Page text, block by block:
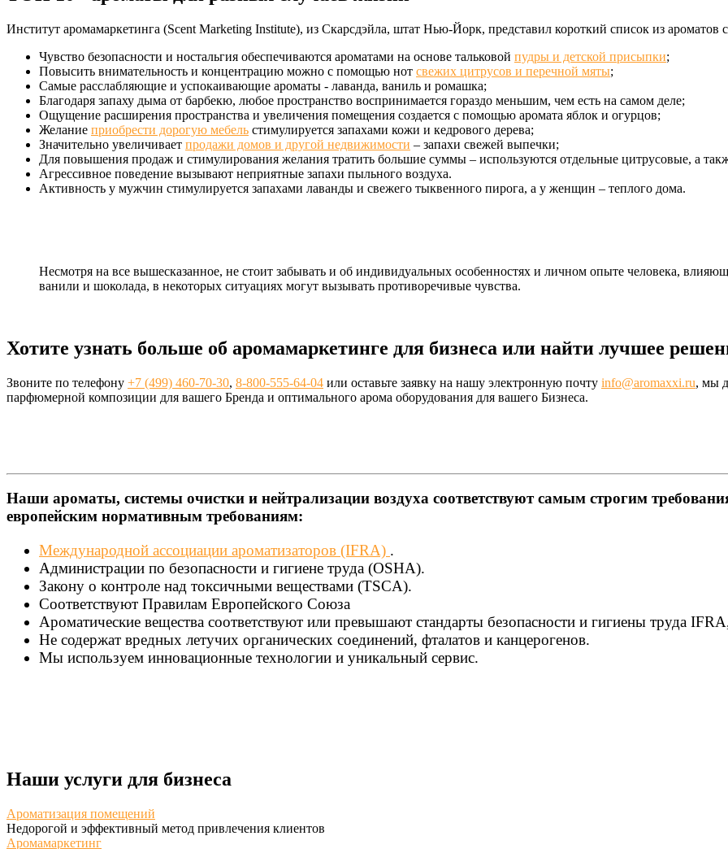
Институт аромамаркетинга (Scent Marketing Institute), из Скарсдэйла, штат Нью-Йорк, представил короткий список из ароматов
Чувство безопасности и ностальгия обеспечиваются ароматами на основе тальковой пудры и детской присыпки;
Повысить внимательность и концентрацию можно с помощью нот свежих цитрусов и перечной мяты;
Самые расслабляющие и успокаивающие ароматы - лаванда, ваниль и ромашка;
Благодаря запаху дыма от барбекю, любое пространство воспринимается гораздо меньшим, чем есть на самом деле;
Ощущение расширения пространства и увеличения помещения создается с помощью аромата яблок и огурцов;
Желание приобрести дорогую мебель стимулируется запахами кожи и кедрового дерева;
Значительно увеличивает продажи домов и другой недвижимости – запахи свежей выпечки;
Для повышения продаж и стимулирования желания тратить большие суммы – используются отдельные цитрусовые, а
Агрессивное поведение вызывают неприятные запахи пыльного воздуха.
Активность у мужчин стимулируется запахами лаванды и свежего тыквенного пирога, а у женщин – теплого дома.
Несмотря на все вышесказанное, не стоит забывать и об индивидуальных особенностях и личном опыте человека,
ванили и шоколада, в некоторых ситуациях могут вызывать противоречивые чувства.
Хотите узнать больше об аромамаркетинге для бизнеса или найти лучшее
Звоните по телефону +7 (499) 460-70-30, 8-800-555-64-04 или оставьте заявку на нашу электронную почту info@aromaxxi.ru, мы
парфюмерной композиции для вашего Бренда и оптимального арома оборудования для вашего Бизнеса.
Наши ароматы, системы очистки и нейтрализации воздуха соответствуют самым строгим
европейским нормативным требованиям:
Международной ассоциации ароматизаторов (IFRA) .
Администрации по безопасности и гигиене труда (OSHA).
Закону о контроле над токсичными веществами (TSCA).
Соответствуют Правилам Европейского Союза
Ароматические вещества соответствуют или превышают стандарты безопасности и гигиены труда
Не содержат вредных летучих органических соединений, фталатов и канцерогенов.
Мы используем инновационные технологии и уникальный сервис.
Наши услуги для бизнеса
Ароматизация помещений
Недорогой и эффективный метод привлечения клиентов
Аромамаркетинг